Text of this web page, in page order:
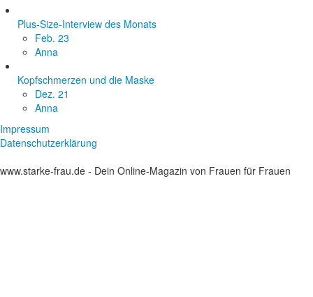
Plus-Size-Interview des Monats
Feb. 23
Anna
Kopfschmerzen und die Maske
Dez. 21
Anna
Impressum
Datenschutzerklärung
www.starke-frau.de - Dein Online-Magazin von Frauen für Frauen